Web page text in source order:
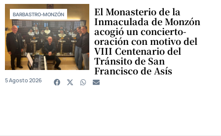
BARBASTRO-MONZÓN El Monasterio de la
Inmaculada de Monzón
acogió un concierto-
oración con motivo del
VIII Centenario del
Tránsito de San
Francisco de Asís
5 Agosto 2026